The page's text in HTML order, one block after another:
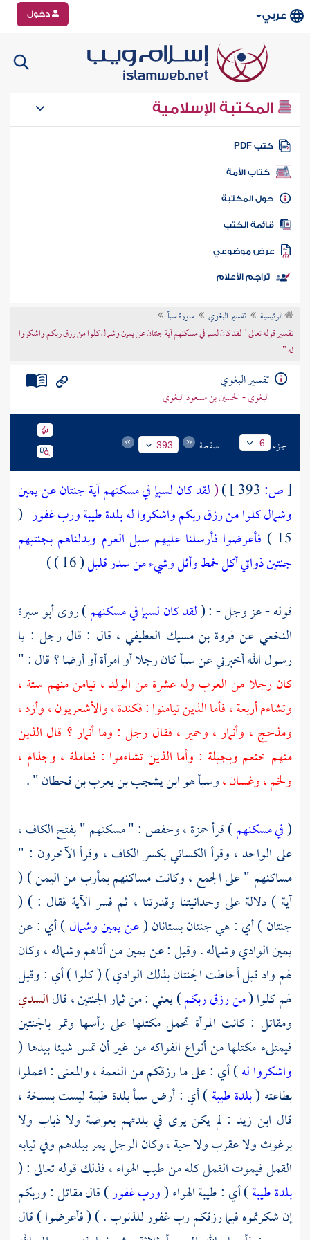
عربي دخول
المكتبة الإسلامية
كتب PDF
كتاب الأمة
المكتبة
الكتب
موضوعي
تراجم الأعلام
الرئيسية تفسير البغوي
سورة سبأ
تفسير قوله تعالى " لقد كان لسبإ في مسكنهم آية جنتان عن يمين وشمال كلوا من رزق ربكم واشكروا
له "
تفسير البغوي
البغوي - الحسين بن مسعود البغوي
جزء 6 صفحة 393
[ص: )
(لقد كان لسبإ في مسكنهم آية جنتان عن يمين
وشمال كلوا من رزق ربكم واشكروا له بلدة طيبة ورب غفور (
15 )
فأعرضوا فأرسلنا عليهم سيل العرم وبدلناهم بجنتيهم
جنتين ذواتي أكل خمط وأثل وشيء من سدر قليل( 16 ) )
قوله - عز وجل - : (لقد كان لسبإ في مسكنهم) روىأبو سبرة
النخعي عن فروة بن مسيك العطيفي ، قال : قال رجل : يا
رسول الله أخبرني عن سبأ كان رجلا أو امرأة أو أرضا ؟ قال : "
كان رجلا من العرب وله عشرة من الولد ، تيامن منهم ستة ،
وتشاءم أربعة ، فأما الذين تيامنوا :فكندة،والأشعريون،وأزد،
ومذحج ، وأنمار، وحمير، فقال رجل : وماأنمار ؟ قال الذين
منهم خثعم وبجيلة : وأما الذين تشاءموا : فعاملة ، وجذام ،
ولخم،وغسان،وسبأ هو ابن يشجب بن يعرب بن قحطان " .
(في مسكنهم) قرأحمزة،وحفص: " مسكنهم " بفتح الكاف ،
على الواحد ، وقرأ الكسائيبكسر الكاف ، وقرأ الآخرون : "
مساكنهم " على الجمع ، وكانت مساكنهمبمأربمناليمن) (
آية ) دلالة على وحدانيتنا وقدرتنا ، ثم فسر الآية فقال : ) (
جنتان ) أي : هي جنتان بستانان (عن يمين وشمال) أي : عن
يمين الوادي وشماله . وقيل : عن يمين من أتاهم وشماله ، وكان
لهم واد قيل أحاطت الجنتان بذلك الوادي ) ( كلوا ) أي : وقيل
لهم كلوا (من رزق ربكم) يعني : من ثمار الجنتين ، قالالسدي
ومقاتل : كانت المرأة تحمل مكتلها على رأسها وتمر بالجنتين
فيمتلىء مكتلها من أنواع الفواكه من غير أن تمس شيئا بيدها (
واشكروا له) أي : على ما رزقكم من النعمة ، والمعنى : اعملوا
بطاعته (بلدة طيبة) أي : أرضسبأبلدة طيبة ليست بسبخة ،
قال ابن زيد : لم يكن يرى في بلدتهم بعوضة ولا ذباب ولا
برغوث ولا عقرب ولا حية ، وكان الرجل يمر ببلدهم وفي ثيابه
القمل فيموت القمل كله من طيب الهواء ، فذلك قوله تعالى : (
بلدة طيبة) أي : طيبة الهواء (ورب غفور) قالمقاتل: وربكم
إن شكرتموه فيما رزقكم رب غفور للذنوب . ) ( فأعرضوا ) قال